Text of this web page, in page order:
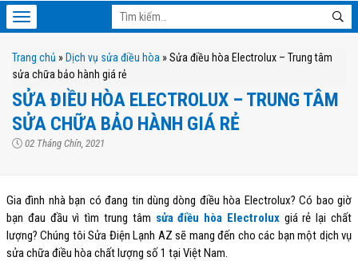
Trang chủ » Dịch vụ sửa điều hòa »Sửa điều hòa Electrolux – Trung tâm
sửa chữa bảo hành giá rẻ
SỬA ĐIỀU HÒA ELECTROLUX – TRUNG TÂM
SỬA CHỮA BẢO HÀNH GIÁ RẺ
02 Tháng Chín, 2021
Gia đình nhà bạn có đang tin dùng dòng điều hòa Electrolux? Có bao giờ
bạn đau đầu vì tìm trung tâm sửa điều hòa Electroluxgiá rẻ lại chất
lượng? Chúng tôi Sửa Điện Lạnh AZ sẽ mang đến cho các bạn một dịch vụ
sửa chữa điều hòa chất lượng số 1 tại Việt Nam.